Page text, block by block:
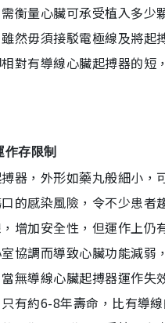
需衡量心臟可承受植入多
然毋須接駁電極線及將
對有導線心臟起搏器的
存限制
器，外形如藥丸般細小
的感染風險，令不少患
增加安全性，但運作上
協調而導致心臟功能減
無導線心臟起搏器運作
有約6-8年壽命，比有導